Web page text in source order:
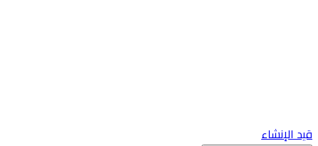
الإنشاء